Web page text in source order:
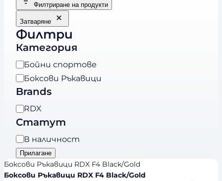
Филтриране на продукти
Затваряне
Филтри
Категория
К
а
т
г
о
р
и
я
Бойни спортове
Боксови Ръкавици
Brands
B
r
a
n
d
s
RDX
Статут
Н
а
л
и
В наличност
Прилагане
Боксови Ръкавици RDX F4 Black/Gold
Боксови Ръкавици RDX F4 Black/Gold